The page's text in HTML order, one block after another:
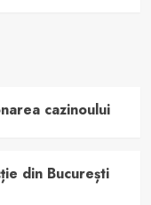
cazinoului
din București